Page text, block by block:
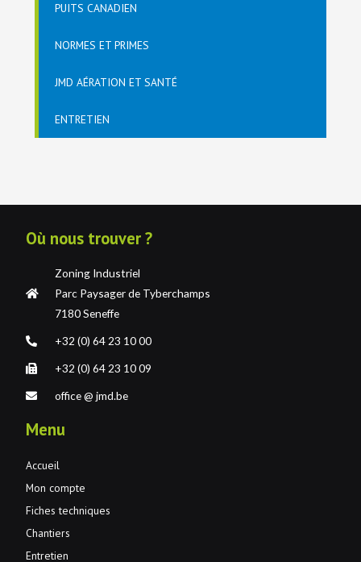
PUITS CANADIEN
NORMES ET PRIMES
JMD AÉRATION ET SANTÉ
ENTRETIEN
Où nous trouver ?
Zoning Industriel
Parc Paysager de Tyberchamps
7180 Seneffe
+32 (0) 64 23 10 00
+32 (0) 64 23 10 09
office @ jmd.be
Menu
Accueil
Mon compte
Fiches techniques
Chantiers
Entretien